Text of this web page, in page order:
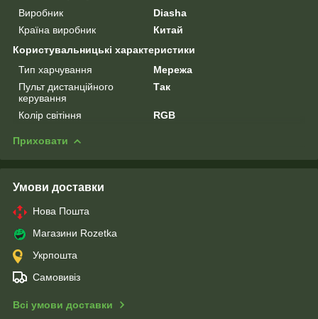
Виробник
Diasha
Країна виробник
Китай
Користувальницькі характеристики
Тип харчування
Мережа
Пульт дистанційного
керування
Так
Колір світіння RGB
Приховати
Умови доставки
Нова Пошта
Магазини Rozetka
Укрпошта
Самовивіз
Всі умови доставки